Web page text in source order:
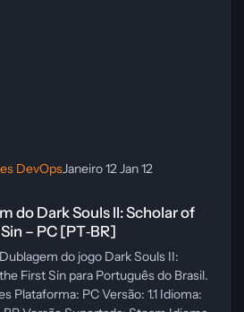
DevOpsJaneiro 12Jan 12
do Dark Souls II: Scholar of
– PC [PT‑BR]
do jogo Dark Souls II:
First Sin para Português do Brasil.
Plataforma: PC Versão: 1.1 Idioma: